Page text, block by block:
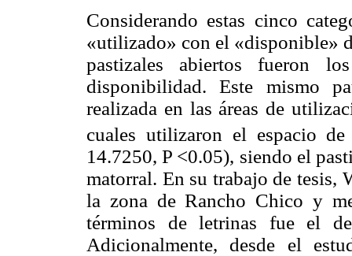
Considerando estas cinco
«utilizado» con el «disponible»
pastizales abiertos fueron
disponibilidad. Este mismo
realizada en las áreas de
cuales utilizaron el espacio
14.7250, P <0.05), siendo el
matorral. En su trabajo de tesis,
la zona de Rancho Chico y
términos de letrinas fue el de
Adicionalmente, desde el